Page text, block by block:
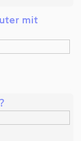
mit